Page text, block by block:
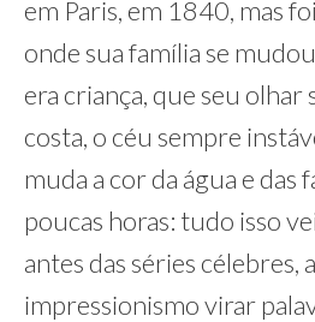
em Paris, em 1840, mas
onde sua família se
era criança, que seu olhar
costa, o céu sempre
muda a cor da água e das
poucas horas: tudo isso
antes das séries célebres,
impressionismo virar